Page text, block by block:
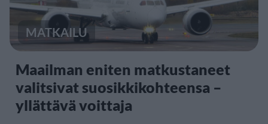
MATKAILU
Maailman eniten matkustaneet
valitsivat suosikkikohteensa –
yllättävä voittaja